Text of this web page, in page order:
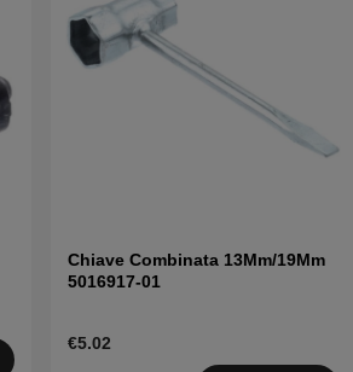
Chiave Combinata 13Mm/19Mm
5016917-01
€5.02